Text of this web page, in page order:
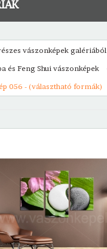
vászonképek galériából
és Feng Shui vászonképek
056 - (választható formák)